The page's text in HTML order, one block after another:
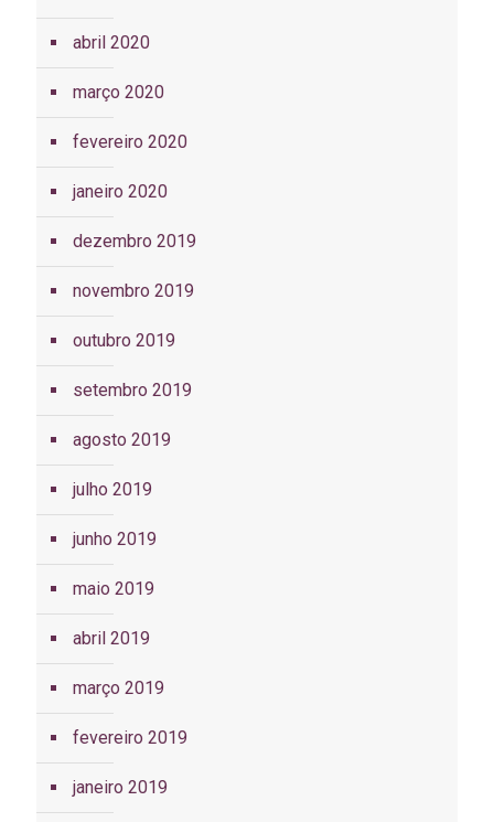
abril 2020
março 2020
fevereiro 2020
janeiro 2020
dezembro 2019
novembro 2019
outubro 2019
setembro 2019
agosto 2019
julho 2019
junho 2019
maio 2019
abril 2019
março 2019
fevereiro 2019
janeiro 2019